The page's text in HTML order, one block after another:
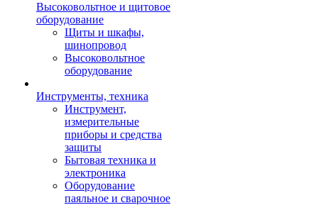
Высоковольтное и щитовое
оборудование
Щиты и шкафы,
шинопровод
Высоковольтное
оборудование
Инструменты, техника
Инструмент,
измерительные
приборы и средства
защиты
Бытовая техника и
электроника
Оборудование
паяльное и сварочное